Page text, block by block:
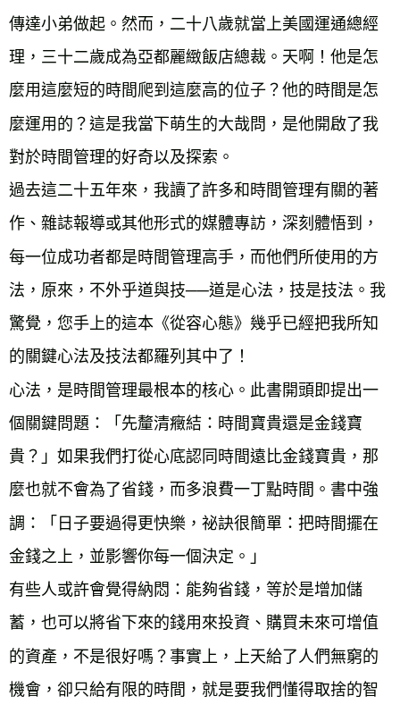
傳達小弟做起。然而，二十八歲就當上美國運通總經
理，三十二歲成為亞都麗緻飯店總裁。天啊！他是怎
麼用這麼短的時間爬到這麼高的位子？他的時間是怎
麼運用的？這是我當下萌生的大哉問，是他開啟了我
對於時間管理的好奇以及探索。
過去這二十五年來，我讀了許多和時間管理有關的著
作、雜誌報導或其他形式的媒體專訪，深刻體悟到，
每一位成功者都是時間管理高手，而他們所使用的方
法，原來，不外乎道與技──道是心法，技是技法。我
驚覺，您手上的這本《從容心態》幾乎已經把我所知
的關鍵心法及技法都羅列其中了！
心法，是時間管理最根本的核心。此書開頭即提出一
個關鍵問題：「先釐清癥結：時間寶貴還是金錢寶
貴？」如果我們打從心底認同時間遠比金錢寶貴，那
麼也就不會為了省錢，而多浪費一丁點時間。書中強
調：「日子要過得更快樂，祕訣很簡單：把時間擺在
金錢之上，並影響你每一個決定。」
有些人或許會覺得納悶：能夠省錢，等於是增加儲
蓄，也可以將省下來的錢用來投資、購買未來可增值
的資產，不是很好嗎？事實上，上天給了人們無窮的
機會，卻只給有限的時間，就是要我們懂得取捨的智